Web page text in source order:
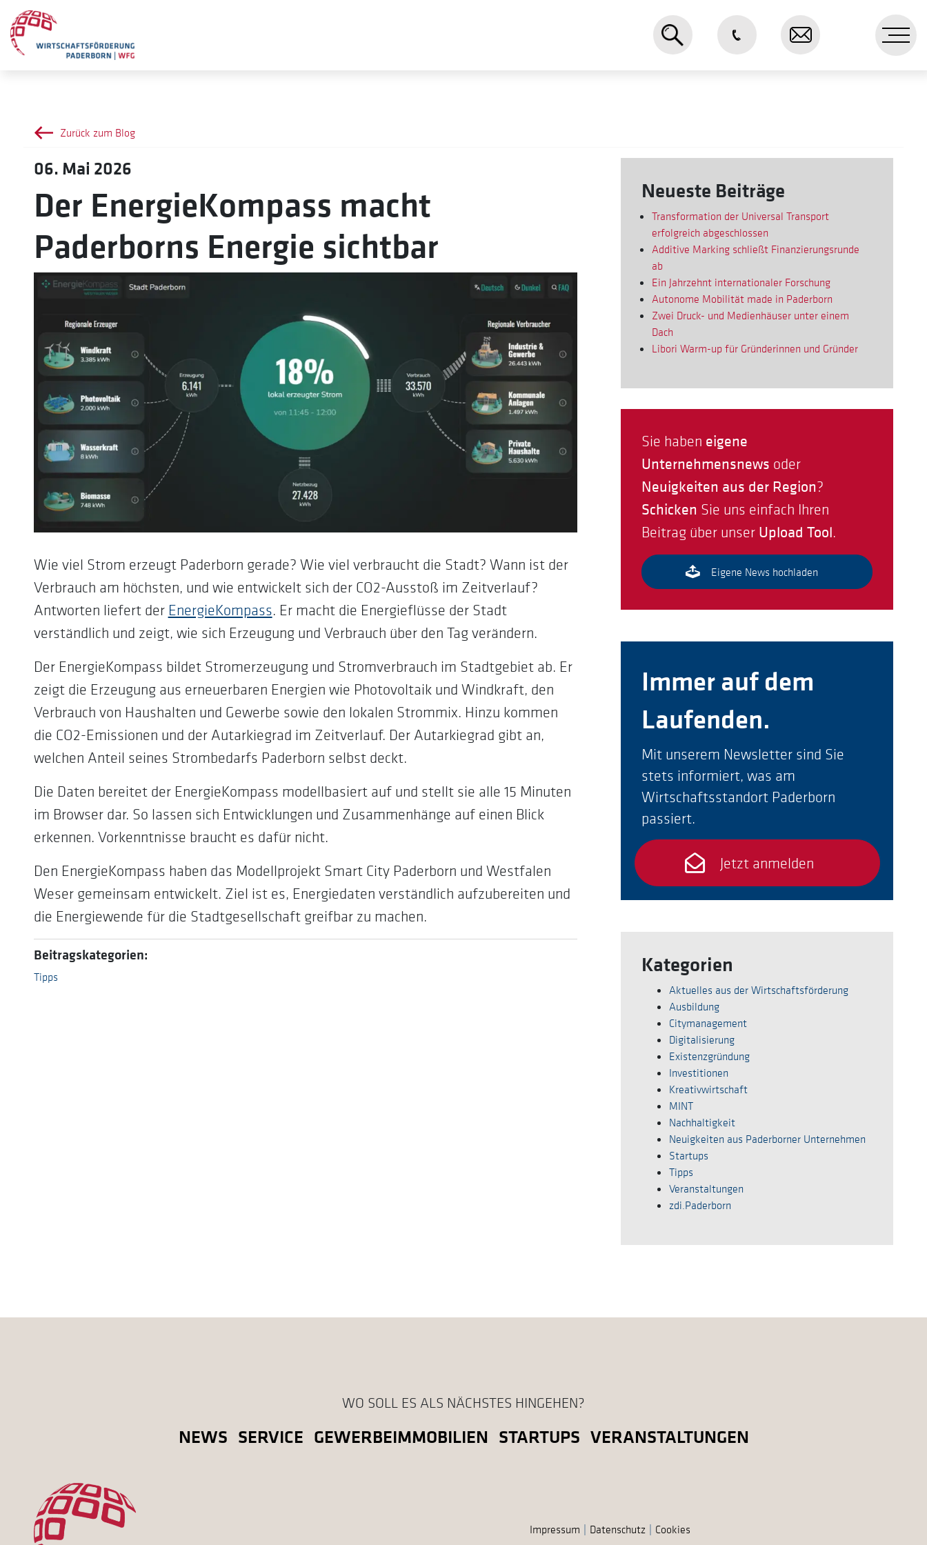
Zurück zum Blog
06. Mai 2026
Der EnergieKompass macht
Paderborns Energie sichtbar
Wie viel Strom erzeugt Paderborn gerade? Wie viel verbraucht die Stadt? Wann ist der
Verbrauch am höchsten, und wie entwickelt sich der CO2-Ausstoß im Zeitverlauf?
Antworten liefert der EnergieKompass. Er macht die Energieflüsse der Stadt
verständlich und zeigt, wie sich Erzeugung und Verbrauch über den Tag verändern.
Der EnergieKompass bildet Stromerzeugung und Stromverbrauch im Stadtgebiet ab. Er
zeigt die Erzeugung aus erneuerbaren Energien wie Photovoltaik und Windkraft, den
Verbrauch von Haushalten und Gewerbe sowie den lokalen Strommix. Hinzu kommen
die CO2-Emissionen und der Autarkiegrad im Zeitverlauf. Der Autarkiegrad gibt an,
welchen Anteil seines Strombedarfs Paderborn selbst deckt.
Die Daten bereitet der EnergieKompass modellbasiert auf und stellt sie alle 15 Minuten
im Browser dar. So lassen sich Entwicklungen und Zusammenhänge auf einen Blick
erkennen. Vorkenntnisse braucht es dafür nicht.
Den EnergieKompass haben das Modellprojekt Smart City Paderborn und Westfalen
Weser gemeinsam entwickelt. Ziel ist es, Energiedaten verständlich aufzubereiten und
die Energiewende für die Stadtgesellschaft greifbar zu machen.
Beitragskategorien:
Tipps
Neueste Beiträge
Transformation der Universal Transport
erfolgreich abgeschlossen
Additive Marking schließt Finanzierungsrunde
ab
Ein Jahrzehnt internationaler Forschung
Autonome Mobilität made in Paderborn
Zwei Druck- und Medienhäuser unter einem
Dach
Libori Warm-up für Gründerinnen und Gründer
Sie haben eigene
Unternehmensnews oder
Neuigkeiten aus der Region?
Schicken Sie uns einfach Ihren
Beitrag über unser Upload Tool.
Eigene News hochladen
Immer auf dem
Laufenden.
Mit unserem Newsletter sind Sie
stets informiert, was am
Wirtschaftsstandort Paderborn
passiert.
Jetzt anmelden
Kategorien
Aktuelles aus der Wirtschaftsförderung
Ausbildung
Citymanagement
Digitalisierung
Existenzgründung
Investitionen
Kreativwirtschaft
MINT
Nachhaltigkeit
Neuigkeiten aus Paderborner Unternehmen
Startups
Tipps
Veranstaltungen
zdi.Paderborn
WO SOLL ES ALS NÄCHSTES HINGEHEN?
NEWS SERVICE GEWERBEIMMOBILIEN STARTUPS VERANSTALTUNGEN
Impressum Datenschutz Cookies